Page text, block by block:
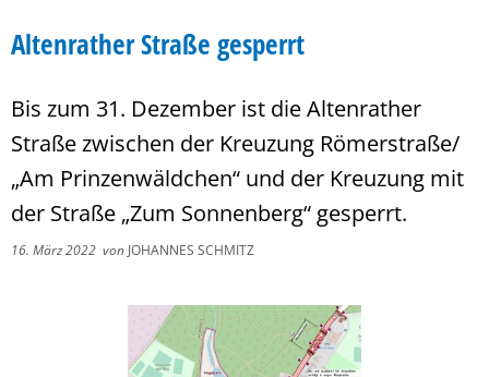
Altenrather Straße gesperrt
Bis zum 31. Dezember ist die Altenrather
Straße zwischen der Kreuzung Römerstraße/
„Am Prinzenwäldchen“ und der Kreuzung mit
der Straße „Zum Sonnenberg“ gesperrt.
16. März 2022 von JOHANNES SCHMITZ